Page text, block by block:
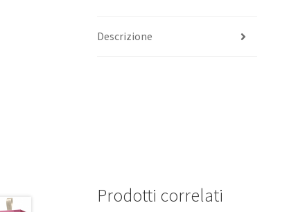
Descrizione
Prodotti correlati